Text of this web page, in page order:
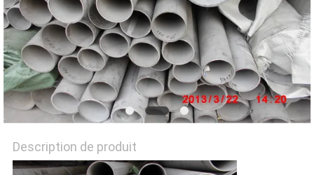
PRIVACY
POLICY
Description de produit